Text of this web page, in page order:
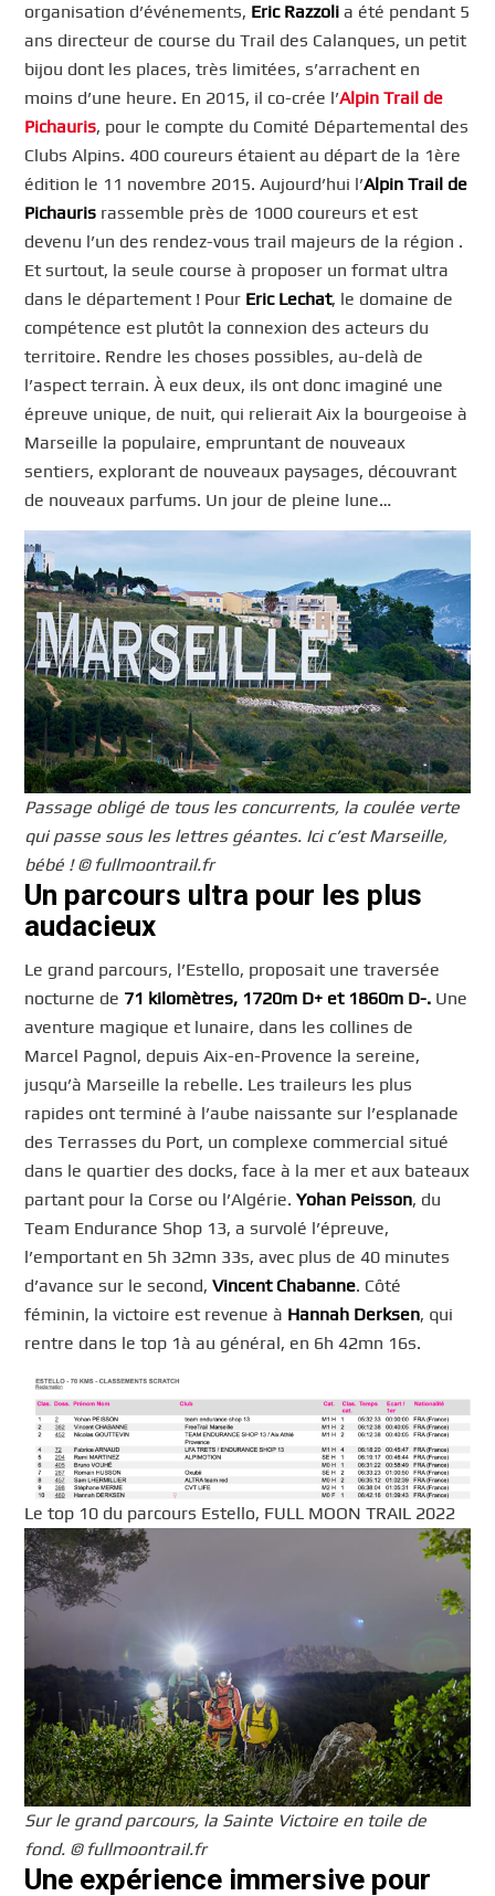
organisation d’événements, Eric Razzoli a été pendant 5
ans directeur de course du Trail des Calanques, un petit
bijou dont les places, très limitées, s’arrachent en
moins d’une heure. En 2015, il co-crée l’Alpin Trail de
Pichauris, pour le compte du Comité Départemental des
Clubs Alpins. 400 coureurs étaient au départ de la 1ère
édition le 11 novembre 2015. Aujourd’hui l’Alpin Trail de
Pichauris rassemble près de 1000 coureurs et est
devenu l’un des rendez-vous trail majeurs de la région .
Et surtout, la seule course à proposer un format ultra
dans le département ! Pour Eric Lechat, le domaine de
compétence est plutôt la connexion des acteurs du
territoire. Rendre les choses possibles, au-delà de
l’aspect terrain. À eux deux, ils ont donc imaginé une
épreuve unique, de nuit, qui relierait Aix la bourgeoise à
Marseille la populaire, empruntant de nouveaux
sentiers, explorant de nouveaux paysages, découvrant
de nouveaux parfums. Un jour de pleine lune…
Passage obligé de tous les concurrents, la coulée verte
qui passe sous les lettres géantes. Ici c’est Marseille,
bébé ! © fullmoontrail.fr
Un parcours ultra pour les plus
audacieux
Le grand parcours, l’Estello, proposait une traversée
nocturne de 71 kilomètres, 1720m D+ et 1860m D-. Une
aventure magique et lunaire, dans les collines de
Marcel Pagnol, depuis Aix-en-Provence la sereine,
jusqu’à Marseille la rebelle. Les traileurs les plus
rapides ont terminé à l’aube naissante sur l’esplanade
des Terrasses du Port, un complexe commercial situé
dans le quartier des docks, face à la mer et aux bateaux
partant pour la Corse ou l’Algérie.Yohan Peisson, du
Team Endurance Shop 13, a survolé l’épreuve,
l’emportant en 5h 32mn 33s, avec plus de 40 minutes
d’avance sur le second,Vincent Chabanne. Côté
féminin, la victoire est revenue à Hannah Derksen, qui
rentre dans le top 1à au général, en 6h 42mn 16s.
Le top 10 du parcours Estello, FULL MOON TRAIL 2022
Sur le grand parcours, la Sainte Victoire en toile de
fond. © fullmoontrail.fr
Une expérience immersive pour